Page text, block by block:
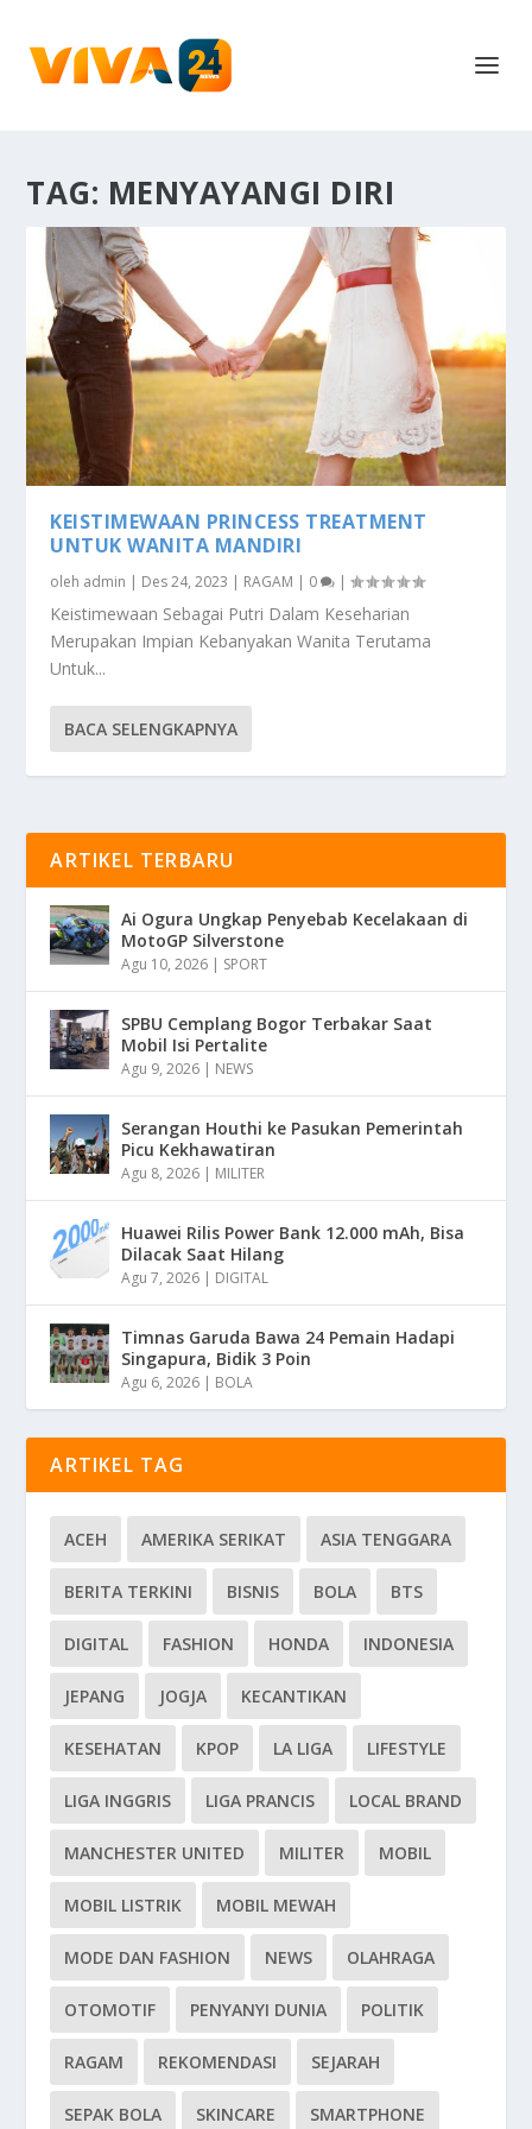
TAG: MENYAYANGI DIRI
KEISTIMEWAAN PRINCESS TREATMENT
UNTUK WANITA MANDIRI
oleh admin | Des 24, 2023 | RAGAM | 0 |
Keistimewaan Sebagai Putri Dalam Keseharian
Merupakan Impian Kebanyakan Wanita Terutama
Untuk...
BACA SELENGKAPNYA
ARTIKEL TERBARU
Ai Ogura Ungkap Penyebab Kecelakaan di
MotoGP Silverstone
Agu 10, 2026 | SPORT
SPBU Cemplang Bogor Terbakar Saat
Mobil Isi Pertalite
Agu 9, 2026 | NEWS
Serangan Houthi ke Pasukan Pemerintah
Picu Kekhawatiran
Agu 8, 2026 | MILITER
Huawei Rilis Power Bank 12.000 mAh, Bisa
Dilacak Saat Hilang
Agu 7, 2026 | DIGITAL
Timnas Garuda Bawa 24 Pemain Hadapi
Singapura, Bidik 3 Poin
Agu 6, 2026 | BOLA
ARTIKEL TAG
ACEH AMERIKA SERIKAT ASIA TENGGARA
BERITA TERKINI BISNIS BOLA BTS
DIGITAL FASHION HONDA INDONESIA
JEPANG JOGJA KECANTIKAN
KESEHATAN KPOP LA LIGA LIFESTYLE
LIGA INGGRIS LIGA PRANCIS LOCAL BRAND
MANCHESTER UNITED MILITER MOBIL
MOBIL LISTRIK MOBIL MEWAH
MODE DAN FASHION NEWS OLAHRAGA
OTOMOTIF PENYANYI DUNIA POLITIK
RAGAM REKOMENDASI SEJARAH
SEPAK BOLA SKINCARE SMARTPHONE